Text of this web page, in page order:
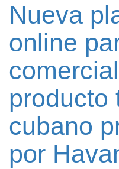
Nueva
online
producto
cubano
por